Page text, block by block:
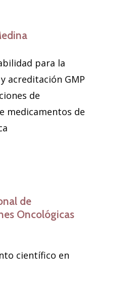
para la
acreditación GMP
de
medicamentos de
de
Oncológicas
científico en